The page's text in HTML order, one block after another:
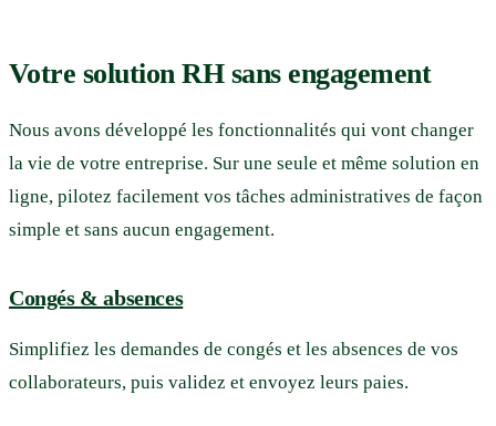
Votre solution RH sans engagement
Nous avons développé les fonctionnalités qui vont changer
la vie de votre entreprise. Sur une seule et même solution en
ligne, pilotez facilement vos tâches administratives de façon
simple et sans aucun engagement.
Congés & absences
Simplifiez les demandes de congés et les absences de vos
collaborateurs, puis validez et envoyez leurs paies.